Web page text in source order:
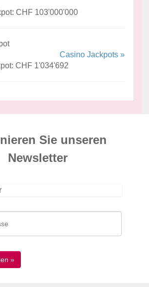
CHF 103'000'000
Casino Jackpots »
CHF 1'034'692
Sie unseren
News­letter